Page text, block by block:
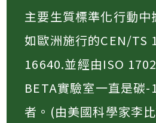
主要生質標準化行動中
如歐洲施行的CEN/TS
16640.並經由ISO
BETA實驗室一直是碳-
者。(由美國科學家李